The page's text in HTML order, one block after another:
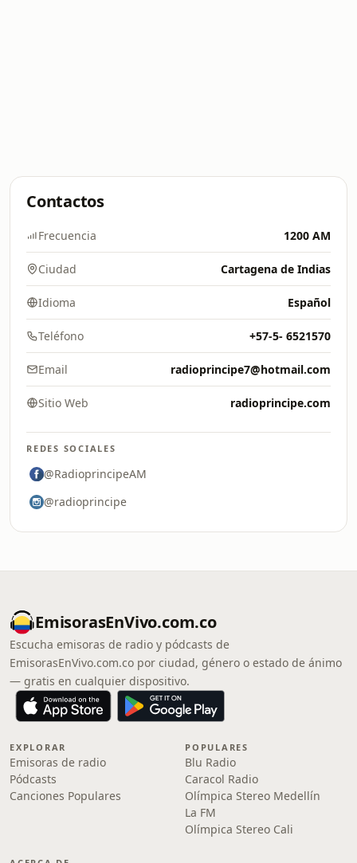
Contactos
Frecuencia 1200 AM
Ciudad Cartagena de Indias
Idioma Español
Teléfono +57-5- 6521570
Email radioprincipe7@hotmail.com
Sitio Web radioprincipe.com
REDES SOCIALES
@RadioprincipeAM
@radioprincipe
EmisorasEnVivo.com.co
Escucha emisoras de radio y pódcasts de
EmisorasEnVivo.com.co por ciudad, género o estado de ánimo
— gratis en cualquier dispositivo.
EXPLORAR
Emisoras de radio
Pódcasts
Canciones Populares
POPULARES
Blu Radio
Caracol Radio
Olímpica Stereo Medellín
La FM
Olímpica Stereo Cali